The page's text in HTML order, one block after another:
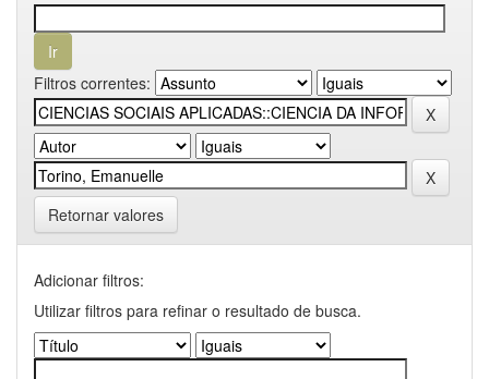
Filtros correntes:
Retornar valores
Adicionar filtros:
Utilizar filtros para refinar o resultado de busca.